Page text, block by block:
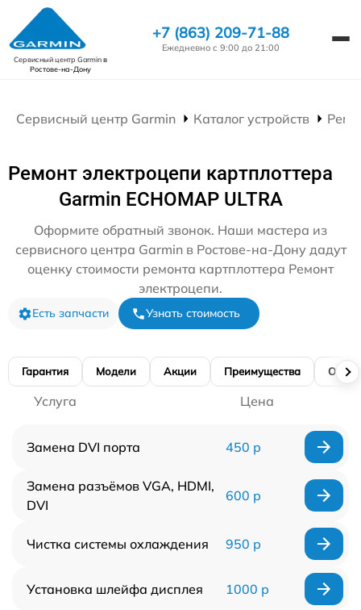
Сервисный центр Garminв
Ростове-на-Дону
+7 (863) 209-71-88
Ежедневно с 9:00 до 21:00
Сервисный центр Garmin Каталог устройств
Ремонт электроцепи картплоттера
Garmin ECHOMAP ULTRA
Оформите обратный звонок. Наши мастера из
сервисного центра Garmin в Ростове-на-Дону дадут
оценку стоимости ремонта картплоттера Ремонт
электроцепи.
Есть запчасти Узнать стоимость
Гарантия Модели Акции Преимущества
Услуга Цена
Замена DVI порта 450 р
Замена разъёмов VGA, HDMI,
DVI
600 р
Чистка системы охлаждения 950 р
Установка шлейфа дисплея 1000 р